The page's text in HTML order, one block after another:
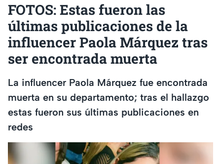
FOTOS: Estas fueron las
últimas publicaciones de la
influencer Paola Márquez tras
ser encontrada muerta
La influencer Paola Márquez fue encontrada
muerta en su departamento; tras el hallazgo
estas fueron sus últimas publicaciones en
redes